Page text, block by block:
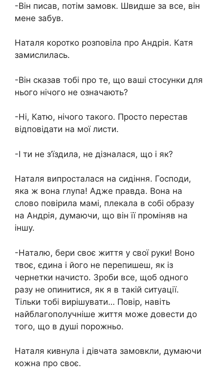
-Він писав, потім замовк. Швидше за все, він
мене забув.
Наталя коротко розповіла про Андрія. Катя
замислилась.
-Він сказав тобі про те, що ваші стосунки для
нього нічого не означають?
-Ні, Катю, нічого такого. Просто перестав
відповідати на мої листи.
-І ти не з’їздила, не дізналася, що і як?
Наталя випросталася на сидіння. Господи,
яка ж вона глупа! Адже правда. Вона на
слово повірила мамі, плекала в собі образу
на Андрія, думаючи, що він її проміняв на
іншу.
-Наталю, бери своє життя у свої руки! Воно
твоє, єдина і його не перепишеш, як із
чернетки начисто. Зроби все, щоб одного
разу не опинитися, як я в такій ситуації.
Тільки тобі вирішувати… Повір, навіть
найблагополучніше життя може довести до
того, що в душі порожньо.
Наталя кивнула і дівчата замовкли, думаючи
кожна про своє.